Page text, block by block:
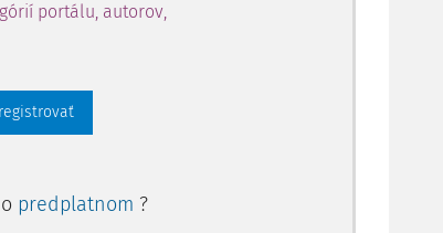
portálu, autorov,
predplatnom ?